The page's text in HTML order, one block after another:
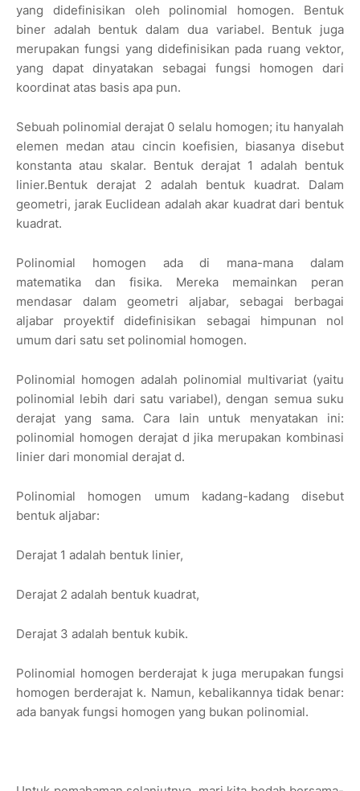
yang didefinisikan oleh polinomial homogen. Bentuk
biner adalah bentuk dalam dua variabel. Bentuk juga
merupakan fungsi yang didefinisikan pada ruang vektor,
yang dapat dinyatakan sebagai fungsi homogen dari
koordinat atas basis apa pun.
Sebuah polinomial derajat 0 selalu homogen; itu hanyalah
elemen medan atau cincin koefisien, biasanya disebut
konstanta atau skalar. Bentuk derajat 1 adalah bentuk
linier.Bentuk derajat 2 adalah bentuk kuadrat. Dalam
geometri, jarak Euclidean adalah akar kuadrat dari bentuk
kuadrat.
Polinomial homogen ada di mana-mana dalam
matematika dan fisika. Mereka memainkan peran
mendasar dalam geometri aljabar, sebagai berbagai
aljabar proyektif didefinisikan sebagai himpunan nol
umum dari satu set polinomial homogen.
Polinomial homogen adalah polinomial multivariat (yaitu
polinomial lebih dari satu variabel), dengan semua suku
derajat yang sama. Cara lain untuk menyatakan ini:
polinomial homogen derajat d jika merupakan kombinasi
linier dari monomial derajat d.
Polinomial homogen umum kadang-kadang disebut
bentuk aljabar:
Derajat 1 adalah bentuk linier,
Derajat 2 adalah bentuk kuadrat,
Derajat 3 adalah bentuk kubik.
Polinomial homogen berderajat k juga merupakan fungsi
homogen berderajat k. Namun, kebalikannya tidak benar:
ada banyak fungsi homogen yang bukan polinomial.